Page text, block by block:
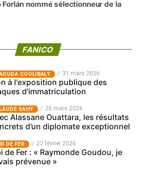
Forlán nommé sélectionneur de la
FANICO
COULIBALY 31 mars 2026
à l'exposition publique des
d'immatriculation
SAHY 26 mars 2026
Alassane Ouattara, les résultats
d’un diplomate exceptionnel
DE FER 22 février 2026
de Fer : « Raymonde Goudou, je
prévenue »